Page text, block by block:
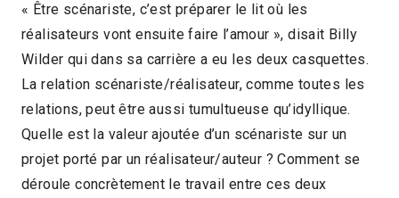
« Être scénariste, c’est préparer le lit où les
réalisateurs vont ensuite faire l’amour », disait Billy
Wilder qui dans sa carrière a eu les deux casquettes.
La relation scénariste/réalisateur, comme toutes les
relations, peut être aussi tumultueuse qu’idyllique.
Quelle est la valeur ajoutée d’un scénariste sur un
projet porté par un réalisateur/auteur ? Comment se
déroule concrètement le travail entre ces deux